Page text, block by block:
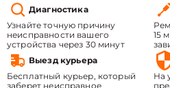
Диагностика
Узнайте точную причину
неисправности вашего
устройства через 30 минут
15
Выезд курьера
Бесплатный курьер, который
заберет неисправное
На